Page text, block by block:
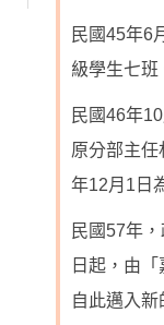
民國45年6
級學生七班
民國46年
原分部主
年12月1日
民國57年
日起，由
自此邁入新